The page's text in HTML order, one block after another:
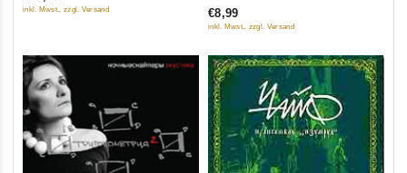
inkl. Mwst., zzgl. Versand
5
€8,99
inkl. Mwst., zzgl. Versand